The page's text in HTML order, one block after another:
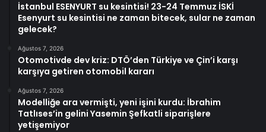
İstanbul ESENYURT su kesintisi! 23-24 Temmuz İSKİ
Esenyurt su kesintisi ne zaman bitecek, sular ne zaman
gelecek?
Ağustos 7, 2026
Otomotivde dev kriz: DTÖ’den Türkiye ve Çin’i karşı
karşıya getiren otomobil kararı
Ağustos 7, 2026
Modelliğe ara vermişti, yeni işini kurdu: İbrahim
Tatlıses’in gelini Yasemin Şefkatli siparişlere
yetişemiyor